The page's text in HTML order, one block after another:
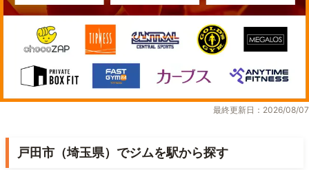
最終更新日：2026/08/07
戸田市（埼玉県）でジムを駅から探す